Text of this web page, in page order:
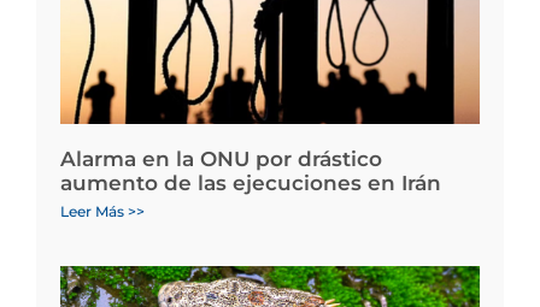
Alarma en la ONU por drástico
aumento de las ejecuciones en Irán
Leer Más >>